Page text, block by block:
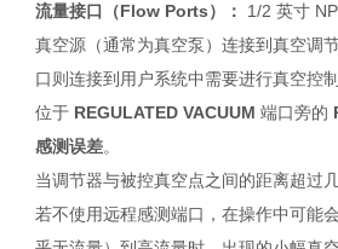
流量接口（Flow Ports）：
1/2 英寸
真空源（通常为真空泵）连接到真空调
口则连接到用户系统中需要进行真空控制
位于 REGULATED VACUUM 端口旁的
感测误差。
当调节器与被控真空点之间的距离超过
若不使用远程感测端口，在操作中可能